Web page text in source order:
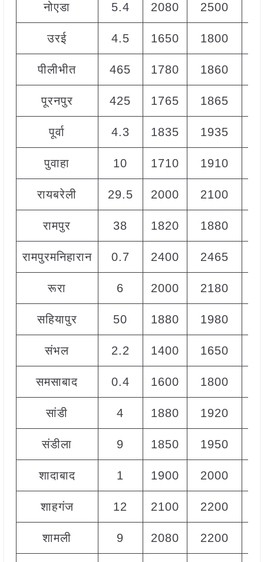
नोएडा 5.4 2080 2500
उरई 4.5 1650 1800
पीलीभीत 465 1780 1860
पूरनपुर 425 1765 1865
पूर्वा 4.3 1835 1935
पुवाहा 10 1710 1910
रायबरेली 29.5 2000 2100
रामपुर 38 1820 1880
रामपुरमनिहारान 0.7 2400 2465
रूरा 6 2000 2180
सहियापुर 50 1880 1980
संभल 2.2 1400 1650
समसाबाद 0.4 1600 1800
सांडी 4 1880 1920
संडीला 9 1850 1950
शादाबाद 1 1900 2000
शाहगंज 12 2100 2200
शामली 9 2080 2200